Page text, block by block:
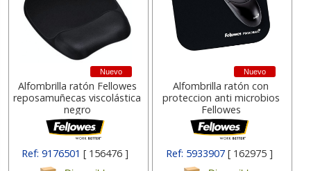
Nuevo
Alfombrilla ratón Fellowes
reposamuñecas viscolástica
negro
Ref: 9176501[ 156476 ]
Nuevo
Alfombrilla ratón con
proteccion anti microbios
Fellowes
Ref: 5933907 [ 162975 ]